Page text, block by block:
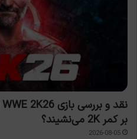
بر کمر 2K می‌نشیند؟
2026-08-05